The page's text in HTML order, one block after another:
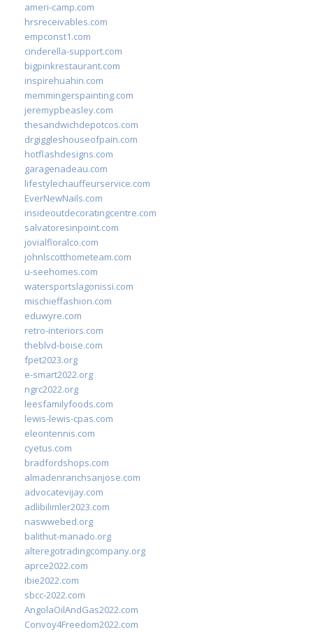
ameri-camp.com
hrsreceivables.com
empconst1.com
cinderella-support.com
bigpinkrestaurant.com
inspirehuahin.com
memmingerspainting.com
jeremypbeasley.com
thesandwichdepotcos.com
drgiggleshouseofpain.com
hotflashdesigns.com
garagenadeau.com
lifestylechauffeurservice.com
EverNewNails.com
insideoutdecoratingcentre.com
salvatoresinpoint.com
jovialfloralco.com
johnlscotthometeam.com
u-seehomes.com
watersportslagonissi.com
mischieffashion.com
eduwyre.com
retro-interiors.com
theblvd-boise.com
fpet2023.org
e-smart2022.org
ngrc2022.org
leesfamilyfoods.com
lewis-lewis-cpas.com
eleontennis.com
cyetus.com
bradfordshops.com
almadenranchsanjose.com
advocatevijay.com
adlibilimler2023.com
naswwebed.org
balithut-manado.org
alteregotradingcompany.org
aprce2022.com
ibie2022.com
sbcc-2022.com
AngolaOilAndGas2022.com
Convoy4Freedom2022.com